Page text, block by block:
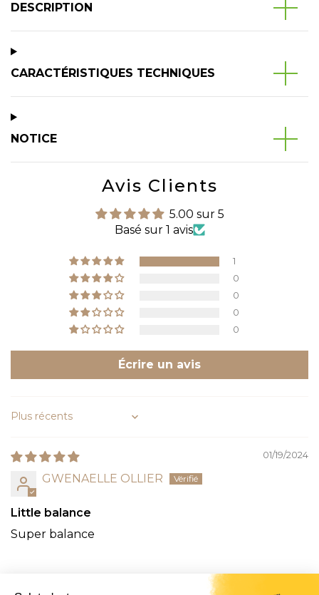
DESCRIPTION
CARACTÉRISTIQUES TECHNIQUES
NOTICE
Avis Clients
5.00 sur 5
Basé sur 1 avis
1
0
0
0
0
Écrire un avis
Sort by
01/19/2024
GWENAELLE OLLIER
Little balance
Super balance